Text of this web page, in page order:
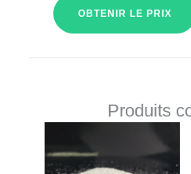
OBTENIR LE PRIX
Produits